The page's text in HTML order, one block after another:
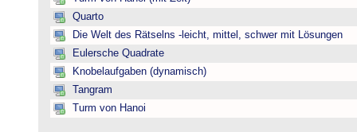
Quarto
Die Welt des Rätselns -leicht, mittel, schwer mit Lösungen
Eulersche Quadrate
Knobelaufgaben (dynamisch)
Tangram
Turm von Hanoi